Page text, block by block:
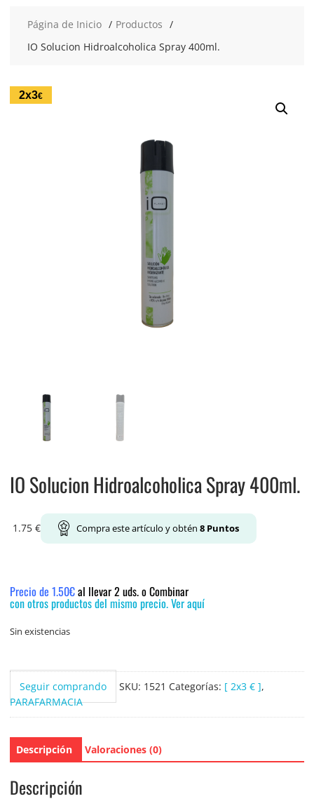
Página de Inicio
Productos
IO Solucion Hidroalcoholica Spray 400ml.
2x3€
IO Solucion Hidroalcoholica Spray 400ml.
1.75 € Compra este artículo y obtén 8Puntos
Precio de 1.50€al llevar 2 uds. o Combinar
con otros productos del mismo precio. Ver aquí
Sin existencias
Seguir comprando SKU: 1521 Categorías: [ 2x3 € ],
PARAFARMACIA
Descripción Valoraciones (0)
Descripción